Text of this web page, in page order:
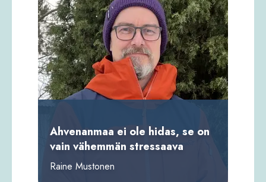
Ahvenanmaa ei ole hidas, se on
vain vähemmän stressaava
Raine Mustonen